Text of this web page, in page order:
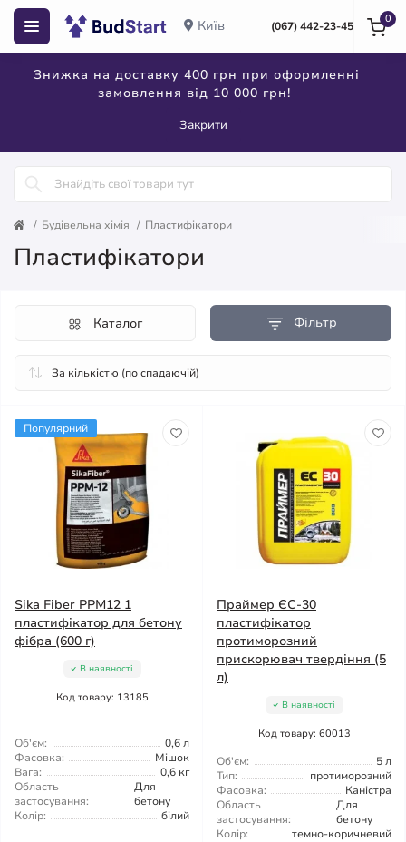
Київ (067) 442-23-45
Знижка на доставку 400 грн при оформленні
замовлення від 10 000 грн!
Закрити
0
Будівельна хімія Пластифікатори
Пластифікатори
Фільтр
Каталог
Популярний
Sika Fiber РРМ12 1
пластифікатор для бетону
фібра (600 г)
В наявності
Код товару: 13185
Об'єм:
0,6 л
Фасовка:
Мішок
Вага:
0,6 кг
Область
застосування:
Для
бетону
Колір:
білий
Праймер ЄС-30
пластифікатор
протиморозний
прискорювач твердіння (5
л)
В наявності
Код товару: 60013
Об'єм:
5 л
Тип:
протиморозний
Фасовка:
Каністра
Область
застосування:
Для
бетону
Колір:
темно-коричневий